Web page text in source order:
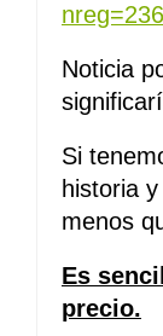
Noticia
Si
historia
menos
Es
precio.